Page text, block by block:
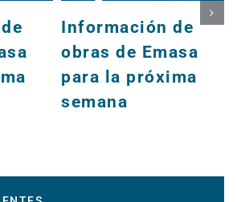
Información de
obras de Emasa
para la próxima
semana